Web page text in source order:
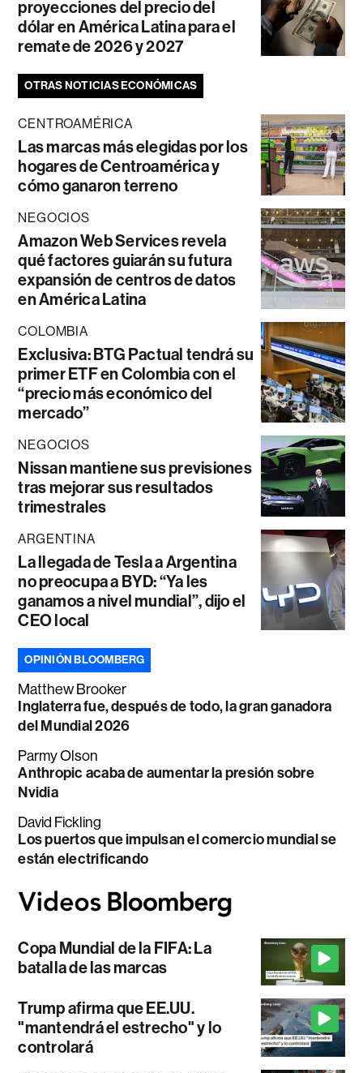
proyecciones del precio del
dólar en América Latina para el
remate de 2026 y 2027
OTRAS NOTICIAS ECONÓMICAS
CENTROAMÉRICA
Las marcas más elegidas por los
hogares de Centroamérica y
cómo ganaron terreno
NEGOCIOS
Amazon Web Services revela
qué factores guiarán su futura
expansión de centros de datos
en América Latina
COLOMBIA
Exclusiva: BTG Pactual tendrá su
primer ETF en Colombia con el
“precio más económico del
mercado”
NEGOCIOS
Nissan mantiene sus previsiones
tras mejorar sus resultados
trimestrales
ARGENTINA
La llegada de Tesla a Argentina
no preocupa a BYD: “Ya les
ganamos a nivel mundial”, dijo el
CEO local
OPINIÓN BLOOMBERG
Matthew Brooker
Inglaterra fue, después de todo, la gran ganadora
del Mundial 2026
Parmy Olson
Anthropic acaba de aumentar la presión sobre
Nvidia
David Fickling
Los puertos que impulsan el comercio mundial se
están electrificando
Copa Mundial de la FIFA: La
batalla de las marcas
Trump afirma que EE.UU.
"mantendrá el estrecho" y lo
controlará